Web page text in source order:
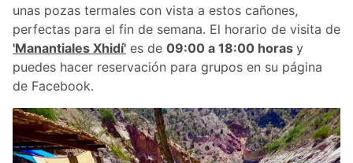
unas pozas termales con vista a estos cañones,
perfectas para el fin de semana. El horario de visita de
'Manantiales Xhidí' es de 09:00 a 18:00 horas y
puedes hacer reservación para grupos en su página
de Facebook.